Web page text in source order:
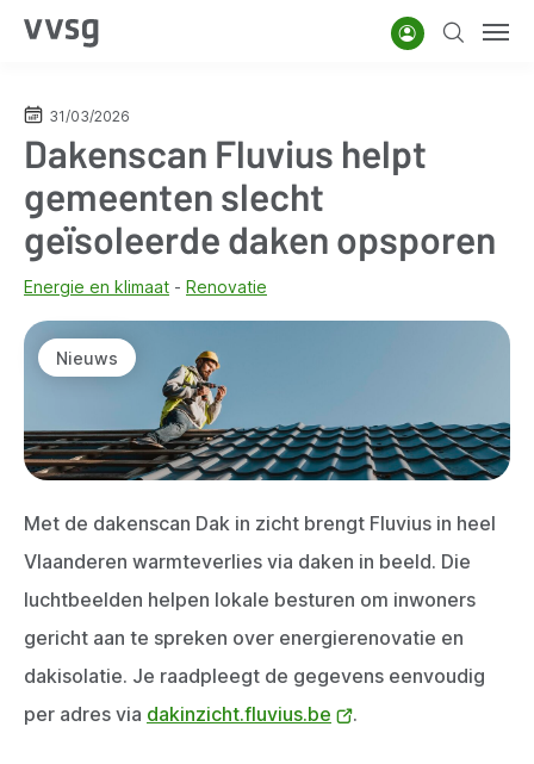
Overslaan
inhoud
AccountZoeken
31/03/2026
Dakenscan Fluvius helpt
gemeenten slecht
geïsoleerde daken opsporen
Energie en klimaat Renovatie
Nieuws
Met de dakenscan Dak in zicht brengt Fluvius in heel
Vlaanderen warmteverlies via daken in beeld. Die
luchtbeelden helpen lokale besturen om inwoners
gericht aan te spreken over energierenovatie en
dakisolatie. Je raadpleegt de gegevens eenvoudig
per adres via dakinzicht.fluvius.be
(opent
.